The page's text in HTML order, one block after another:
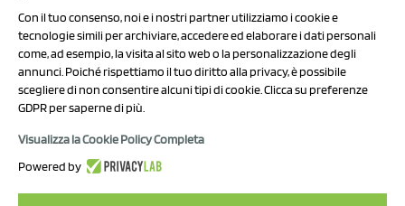
P.I/C.F. 01041460369
REA: MO 208553
Capitale sociale Euro 50.000,00 i.v.
Con il tuo consenso, noi e i nostri partner utilizziamo i cookie e
tecnologie simili per archiviare, accedere ed elaborare i dati personali
come, ad esempio, la visita al sito web o la personalizzazione degli
annunci. Poiché rispettiamo il tuo diritto alla privacy, è possibile
scegliere di non consentire alcuni tipi di cookie. Clicca su preferenze
GDPR per saperne di più.
Visualizza la Cookie Policy Completa
Powered by